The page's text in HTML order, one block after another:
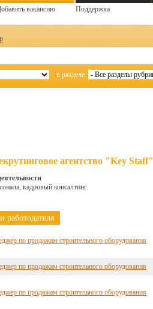
вакансию Поддержка
в разделе:
агентство "Key Staff"
кадровый консалтинг.
работодателя
по продажам строительного оборудования
по продажам строительного оборудования
по продажам строительного оборудования